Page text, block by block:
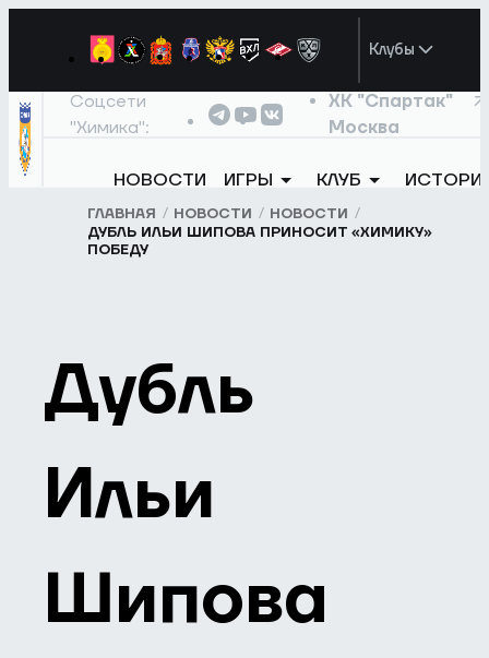
Клубы
Соцсети
"Химика":
ХК "Спартак"
Москва
НОВОСТИ ИГРЫ КЛУБ
ГЛАВНАЯ НОВОСТИ
НОВОСТИ
ДУБЛЬ ИЛЬИ ШИПОВА ПРИНОСИТ «ХИМИКУ»
ПОБЕДУ
Дубль
Ильи
Шипова